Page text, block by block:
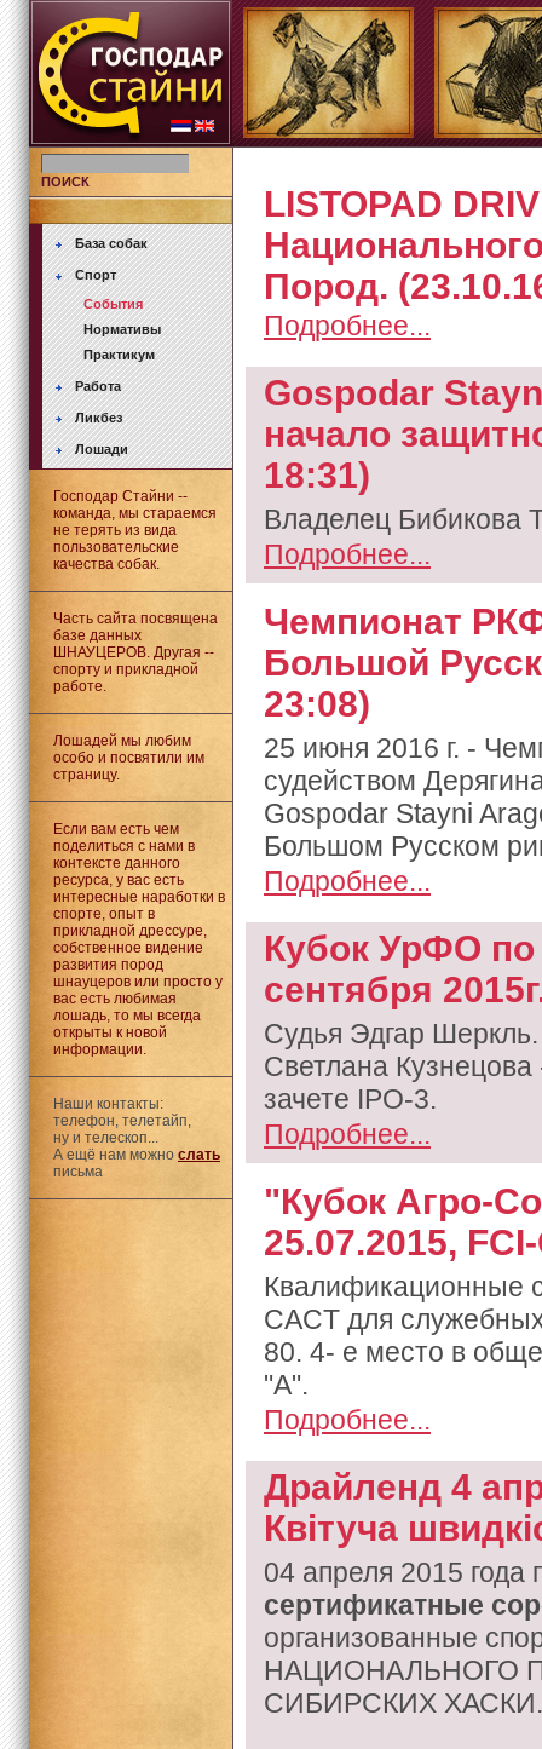
ПОИСК
База собак
Спорт
События
Нормативы
Практикум
Работа
Ликбез
Лошади
Господар Стайни --
команда, мы стараемся
не терять из вида
пользовательские
качества собак.
Часть сайта посвящена
базе данных
ШНАУЦЕРОВ. Другая --
спорту и прикладной
работе.
Лошадей мы любим
особо и посвятили им
страницу.
Если вам есть чем
поделиться с нами в
контексте данного
ресурса, у вас есть
интересные наработки в
спорте, опыт в
прикладной дрессуре,
собственное видение
развития пород
шнауцеров или просто у
вас есть любимая
лошадь, то мы всегда
открыты к новой
информации.
Наши контакты:
телефон, телетайп,
ну и телескоп...
А ещё нам можно слать
письма
LISTOPAD
Пород.
Подробнее...
Gospodar
начало
18:31)
Владелец Бибикова
Подробнее...
Чемпионат
Большой
23:08)
25 июня 2016 г. -
судейством
Gospodar Stayni
Большом Русском
Подробнее...
Кубок УрФО
сентября
Судья Эдгар
Светлана
зачете IPO-3.
Подробнее...
"Кубок Агро-
25.07.2015,
Квалификационные
CACT для
80. 4- е место в
"А".
Подробнее...
Драйленд 4
Квiтуча
04 апреля 2015
сертификатные
организованные
НАЦИОНАЛЬНОГО
СИБИРСКИХ ХАСКИ.